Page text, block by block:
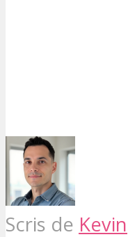
Scris de Kevin